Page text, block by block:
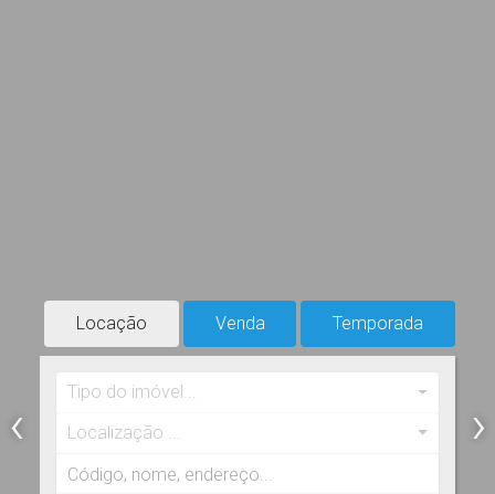
‹ ›
Locação Venda Temporada
Tipo do imóvel...
Localização ...